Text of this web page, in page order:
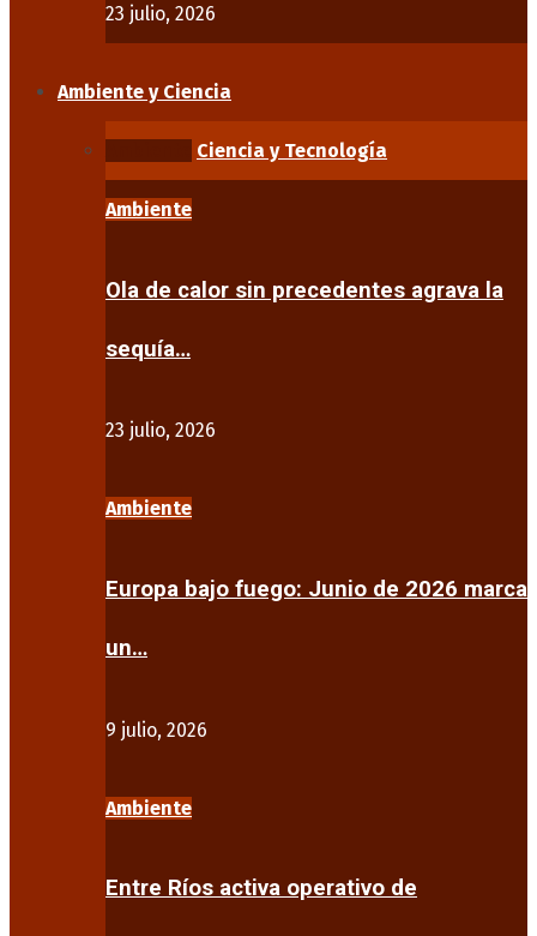
23 julio, 2026
Ambiente y Ciencia
Ciencia y Tecnología
Ambiente
Ola de calor sin precedentes agrava la
sequía…
23 julio, 2026
Ambiente
Europa bajo fuego: Junio de 2026 marca
un…
9 julio, 2026
Ambiente
Entre Ríos activa operativo de